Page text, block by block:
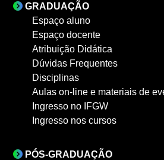
GRADUAÇÃO
Espaço aluno
Espaço docente
Atribuição Didática
Dúvidas Frequentes
Disciplinas
Aulas on-line e materiais de
Ingresso no IFGW
Ingresso nos cursos
PÓS-GRADUAÇÃO